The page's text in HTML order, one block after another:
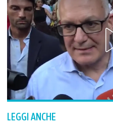
LEGGI ANCHE